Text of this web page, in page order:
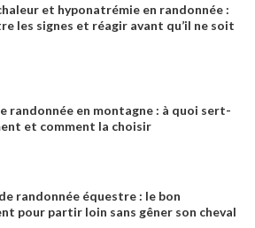
et hyponatrémie en randonnée :
les signes et réagir avant qu’il ne soit
randonnée en montagne : à quoi sert-
et comment la choisir
randonnée équestre : le bon
pour partir loin sans gêner son cheval